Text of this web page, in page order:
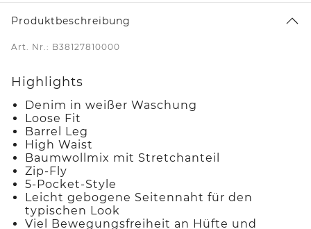
Produktbeschreibung
Art. Nr.: B38127810000
Highlights
Denim in weißer Waschung
Loose Fit
Barrel Leg
High Waist
Baumwollmix mit Stretchanteil
Zip-Fly
5-Pocket-Style
Leicht gebogene Seitennaht für den
typischen Look
Viel Bewegungsfreiheit an Hüfte und